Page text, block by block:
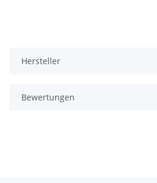
Hersteller
Bewertungen